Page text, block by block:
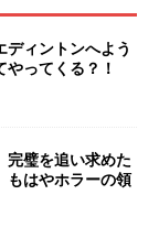
ィントンへよう
ってくる？！
完璧を追い求めた
もはやホラーの領